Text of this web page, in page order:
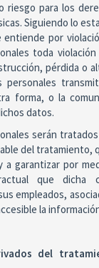
riesgo para los
Siguiendo lo
entiende por
toda
pérdida o
forma, o la
datos.
serán
del tratamiento,
a garantizar por
que dicha
empleados,
la
del